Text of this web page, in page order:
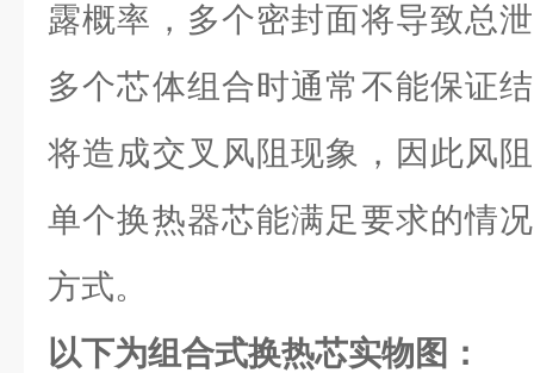
露概率，多个密封面将导致总
多个芯体组合时通常不能保证
将造成交叉风阻现象，因此风
单个换热器芯能满足要求的情
方式。
以下为组合式换热芯实物图：